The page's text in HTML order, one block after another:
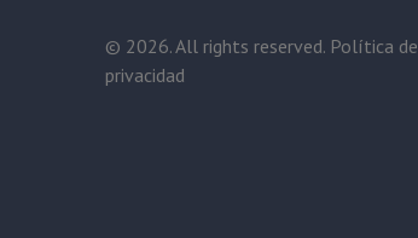
© 2026. All rights reserved. Política de
privacidad